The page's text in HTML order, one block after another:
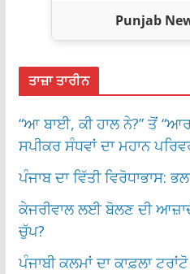
Punjab
ਤਾਜ਼ਾ ਤਾਰੀਨ
“ਆ ਬਾਈ, ਕੀ ਹਾਲ ਨੇ?” ਤੋਂ
ਸਪੀਕਰ ਸੰਧਵਾਂ ਦਾ ਮਹਾਨ
ਪੰਜਾਬ ਦਾ ਵਿੱਤੀ ਵਿਰੋਧਾਭਾਸ:
ਕੇਜਰੀਵਾਲ ਲਈ ਬੋਲਣ ਦੀ
ਚੁੱਪ?
ਪੰਜਾਬੀ ਕਲਮਾਂ ਦਾ ਕਾਫ਼ਲਾ